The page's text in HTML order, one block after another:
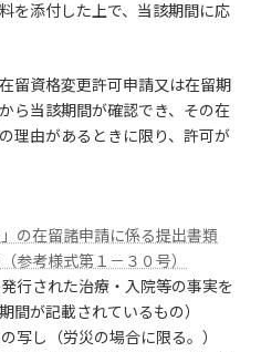
を添付した上で、当該期間に応
留資格変更許可申請又は在留期
ら当該期間が確認でき、その在
理由があるときに限り、許可が
の在留諸申請に係る提出書類
参考様式第１－３０号）
された治療・入院等の事実を
間が記載されているもの）
写し（労災の場合に限る。）